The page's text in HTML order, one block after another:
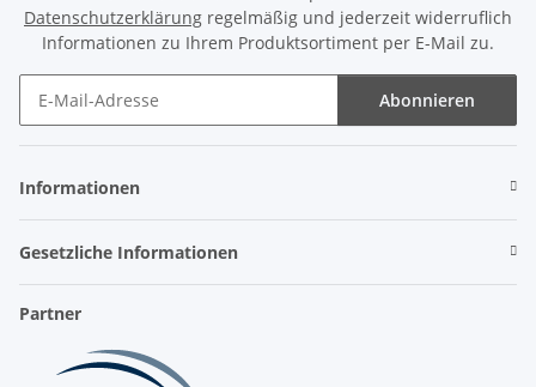
Datenschutzerklärung regelmäßig und jederzeit widerruflich
Informationen zu Ihrem Produktsortiment per E-Mail zu.
Abonnieren
Informationen
Gesetzliche Informationen
Partner